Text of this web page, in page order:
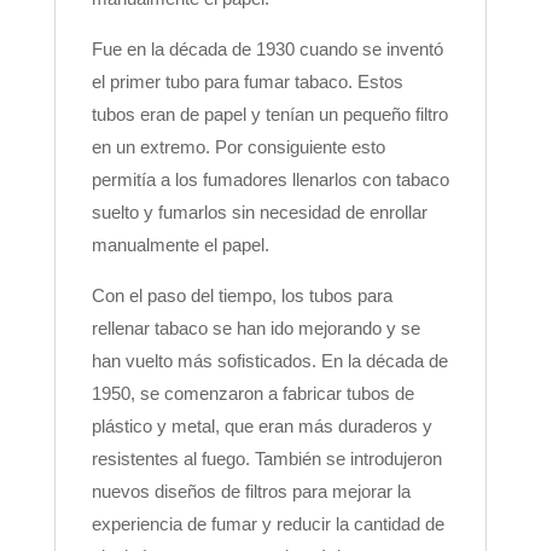
Fue en la década de 1930 cuando se inventó
el primer tubo para fumar tabaco. Estos
tubos eran de papel y tenían un pequeño filtro
en un extremo. Por consiguiente esto
permitía a los fumadores llenarlos con tabaco
suelto y fumarlos sin necesidad de enrollar
manualmente el papel.
Con el paso del tiempo, los tubos para
rellenar tabaco se han ido mejorando y se
han vuelto más sofisticados. En la década de
1950, se comenzaron a fabricar tubos de
plástico y metal, que eran más duraderos y
resistentes al fuego. También se introdujeron
nuevos diseños de filtros para mejorar la
experiencia de fumar y reducir la cantidad de